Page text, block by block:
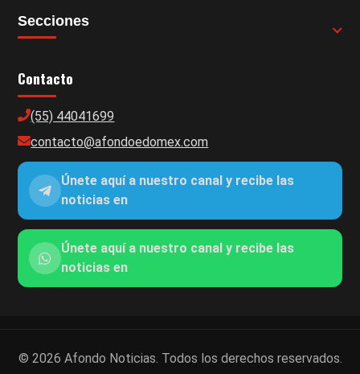
Secciones
Contacto
(55) 44041699
contacto@afondoedomex.com
Únete aquí a nuestro canal y recibe las
noticias en
Únete aquí a nuestro canal y recibe las
noticias en
© 2026 Afondo Noticias. Todos los derechos reservados.